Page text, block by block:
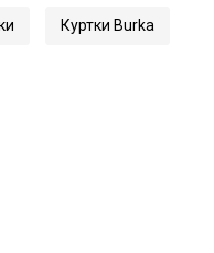
Куртки Burka